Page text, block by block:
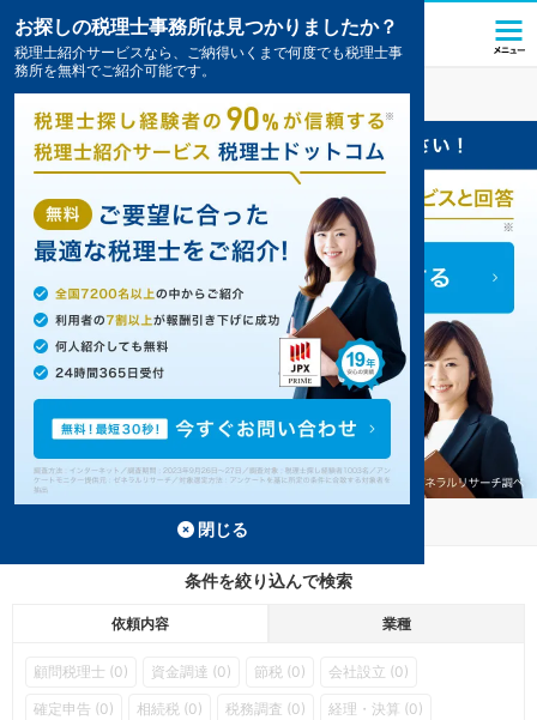
志賀の税理士・会計事務所の一覧2件掲載中
志賀の事務所が2件見つかりました。
条件を絞り込んで検索
依頼内容 業種
顧問税理士 (0) 資金調達 (0) 節税 (0) 会社設立 (0)
確定申告 (0) 相続税 (0) 税務調査 (0) 経理・決算 (0)
お探しの税理士事務所は見つかりましたか？
税理士紹介サービスなら、ご納得いくまで何度でも税理士事
務所を無料でご紹介可能です。
閉じる